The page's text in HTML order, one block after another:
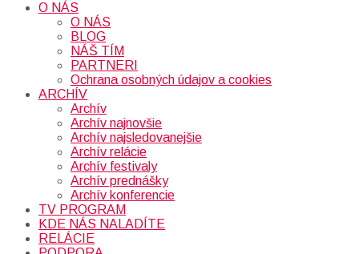
O NÁS
O NÁS
BLOG
NÁŠ TÍM
PARTNERI
Ochrana osobných údajov a cookies
ARCHÍV
Archív
Archív najnovšie
Archív najsledovanejšie
Archív relácie
Archív festivaly
Archív prednášky
Archív konferencie
TV PROGRAM
KDE NÁS NALADÍTE
RELÁCIE